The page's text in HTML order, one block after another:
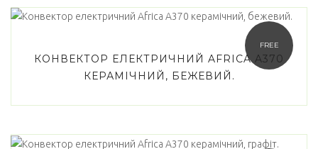
Товар Wi-Fi модуль
Опціонально (0)
Filter
FREE
КОНВЕКТОР ЕЛЕКТРИЧНИЙ AFRICA A370
КЕРАМІЧНИЙ, БЕЖЕВИЙ.